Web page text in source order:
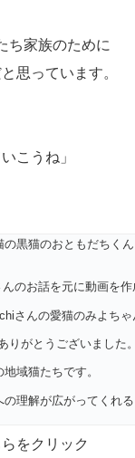
ち家族のために
思っています。
こうね」
の黒猫のおともだちく
のお話を元に動画を作
さんの愛猫のみよちゃ
りがとうございました
域猫たちです。
理解が広がってくれる
をクリック